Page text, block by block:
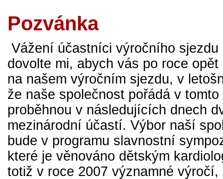
Pozvánka
Vážení účastníci výročního sjezdu
dovolte mi, abych vás po roce
na našem výročním sjezdu, v
že naše společnost pořádá v
proběhnou v následujících dnech
mezinárodní účastí. Výbor naší
bude v programu slavnostní
které je věnováno dětským
totiž v roce 2007 významné